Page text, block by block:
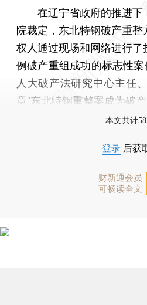
在辽宁省政府的推进下
院裁定，东北特钢破产重
权人通过现场和网络进行
例破产重组成功的标志性
人大破产法研究中心主任
章“东北特钢重整案成为破
本文共计
登录 后获
财新通会员
可畅读全文